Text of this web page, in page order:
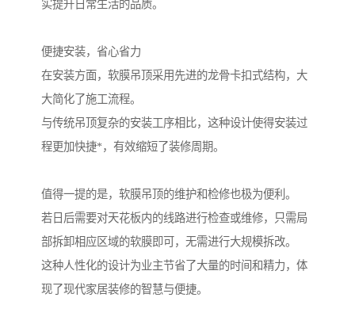
实提升日常生活的品质。
便捷安装，省心省力
在安装方面，软膜吊顶采用先进的龙骨卡扣式结构，大
大简化了施工流程。
与传统吊顶复杂的安装工序相比，这种设计使得安装过
程更加快捷*，有效缩短了装修周期。
值得一提的是，软膜吊顶的维护和检修也极为便利。
若日后需要对天花板内的线路进行检查或维修，只需局
部拆卸相应区域的软膜即可，无需进行大规模拆改。
这种人性化的设计为业主节省了大量的时间和精力，体
现了现代家居装修的智慧与便捷。